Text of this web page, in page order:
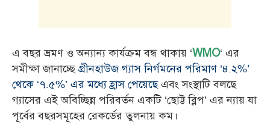
এ বছর ভ্রমণ ও অন্যান্য কার্যক্রম বন্ধ থাকায় ‘WMO‘ এর
সমীক্ষা জানাচ্ছে গ্রীনহাউজ গ্যাস নির্গমনের পরিমাণ ‘৪.২%’
থেকে ‘৭.৫%’ এর মধ্যে হ্রাস পেয়েছেএবং সংস্থাটি বলছে
গ্যাসের এই অবিচ্ছিন্ন পরিবর্তন একটি ‘ছোট্ট ব্লিপ’ এর ন্যায় যা
পূর্বের বছরসমূহের রেকর্ডের তুলনায় কম।